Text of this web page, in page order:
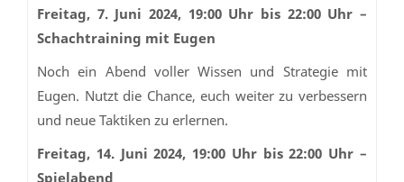
Freitag, 7. Juni 2024, 19:00 Uhr bis 22:00 Uhr –
Schachtraining mit Eugen
Noch ein Abend voller Wissen und Strategie mit
Eugen. Nutzt die Chance, euch weiter zu verbessern
und neue Taktiken zu erlernen.
Freitag, 14. Juni 2024, 19:00 Uhr bis 22:00 Uhr –
Spielabend